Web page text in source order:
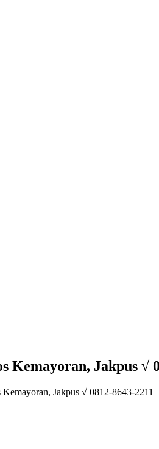
Kemayoran, Jakpus √
Kemayoran, Jakpus √ 0812-8643-2211